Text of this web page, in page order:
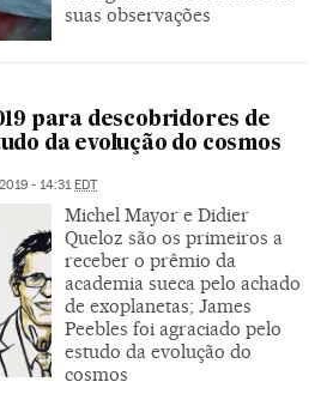
suas observações
para descobridores de
da evolução do cosmos
- 14:31EDT
Michel Mayor e Didier
Queloz são os primeiros a
receber o prêmio da
academia sueca pelo achado
de exoplanetas; James
Peebles foi agraciado pelo
estudo da evolução do
cosmos